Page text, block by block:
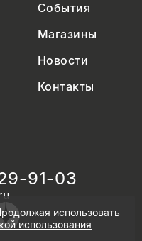
События
Магазины
Новости
Контакты
91-03
использовать
использования